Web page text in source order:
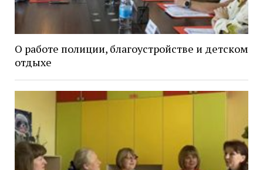
О работе полиции, благоустройстве и детском
отдыхе